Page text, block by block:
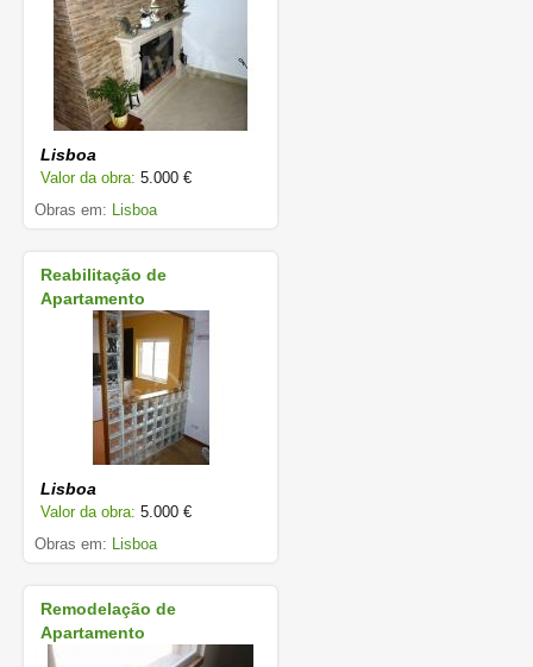
Lisboa
Valor da obra: 5.000 €
Obras em: Lisboa
Reabilitação de
Apartamento
Lisboa
Valor da obra: 5.000 €
Obras em: Lisboa
Remodelação de
Apartamento